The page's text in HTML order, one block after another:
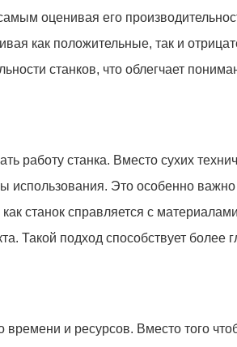
оценивая его
как положительные, так и
станков, что облегчает
работу станка. Вместо сухих
использования. Это особенно
как станок справляется с
Такой подход способствует более
времени и ресурсов. Вместо того